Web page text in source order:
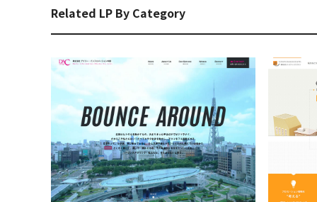
Related LP By Category